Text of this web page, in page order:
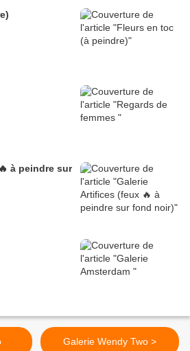
à peindre sur
Galerie Wendy Two >